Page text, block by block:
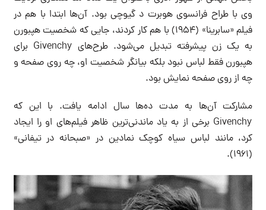
وی با طراح فرانسوی هوبرت د گیوچی بود. آن‌ها ابتدا با هم در
فیلم «سابرینا» (۱۹۵۴) با هم کار کردند، جایی که شخصیت هپبورن
به یک زن پیشرفته تبدیل می‌شود. طرح‌های Givenchy برای
هپبورن فقط لباس نبود بلکه بیانگر شخصیت او، چه روی صفحه و
چه از روی صفحه نمایش بود.
مشارکت آن‌ها به مدت ده‌ها سال ادامه یافت. با این که
Givenchy برخی از به یاد ماندنی‌ترین ظاهر فیلم‌های او را ایجاد
کرد، مانند لباس سیاه کوچک نمادین در «صبحانه در تیفانی»
(۱۹۶۱).